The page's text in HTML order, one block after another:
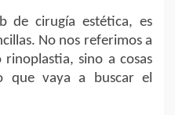
de cirugía estética, es
No nos referimos a
rinoplastia, sino a cosas
que vaya a buscar el